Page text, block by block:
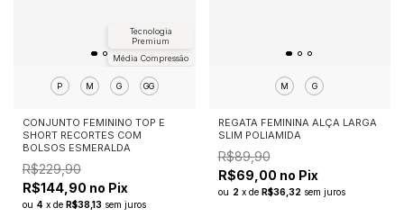
Média Compressão
Tecnologia
Premium
P M G GG
CONJUNTO FEMININO TOP E
SHORT RECORTES COM
BOLSOS ESMERALDA
R$229,90
R$144,90 no Pix
ou 4 x de R$38,13 sem juros
M G
REGATA FEMININA ALÇA LARGA
SLIM POLIAMIDA
R$89,90
R$69,00 no Pix
ou 2 x de R$36,32 sem juros